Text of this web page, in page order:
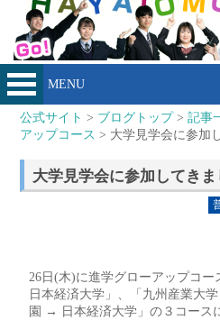
MENU
公式サイト > ブログトップ>記事
アップコース > 大学見学会に参加
大学見学会に参加してき
26日(木)に進学グローアップコ
日本経済大学」、「九州産業大
園 → 日本経済大学」の３コース